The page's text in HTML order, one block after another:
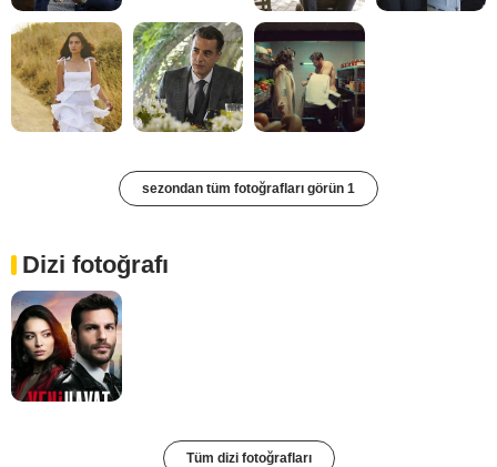
sezondan tüm fotoğrafları görün 1
Dizi fotoğrafı
Tüm dizi fotoğrafları